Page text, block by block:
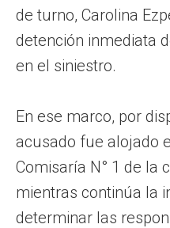
de turno, Carolina
detención inmediata
en el siniestro.
En ese marco, por
acusado fue alojado
Comisaría N° 1 de la
mientras continúa la
determinar las